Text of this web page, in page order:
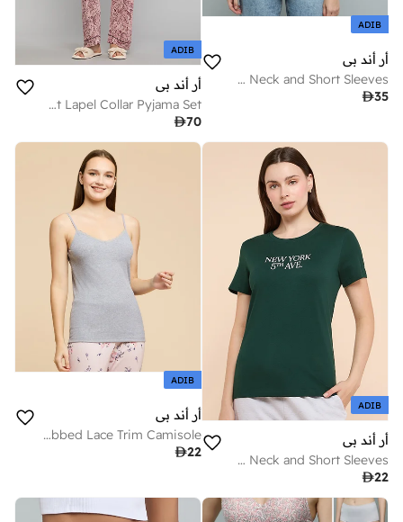
ADIB
أر أند بي
Printed T-Shirt with Crew Neck and Short Sleeves
35
ADIB
أر أند بي
Paisley Print Lapel Collar Pyjama Set
70
ADIB
أر أند بي
Typography Print T-Shirt with Crew Neck and Short Sleeves
22
ADIB
أر أند بي
Ribbed Lace Trim Camisole
22